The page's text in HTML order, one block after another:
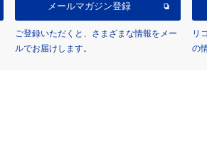
メールマガジン登録
ご登録いただくと、さまざまな情報をメー
ルでお届けします。
リ
の